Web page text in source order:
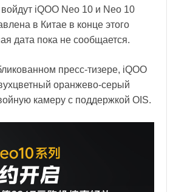
iQOO Neo 10 и Neo 10
в Китае в конце этого
дата пока не сообщается.
пресс-тизере, iQOO
оранжево-серый
камеру с поддержкой OIS.